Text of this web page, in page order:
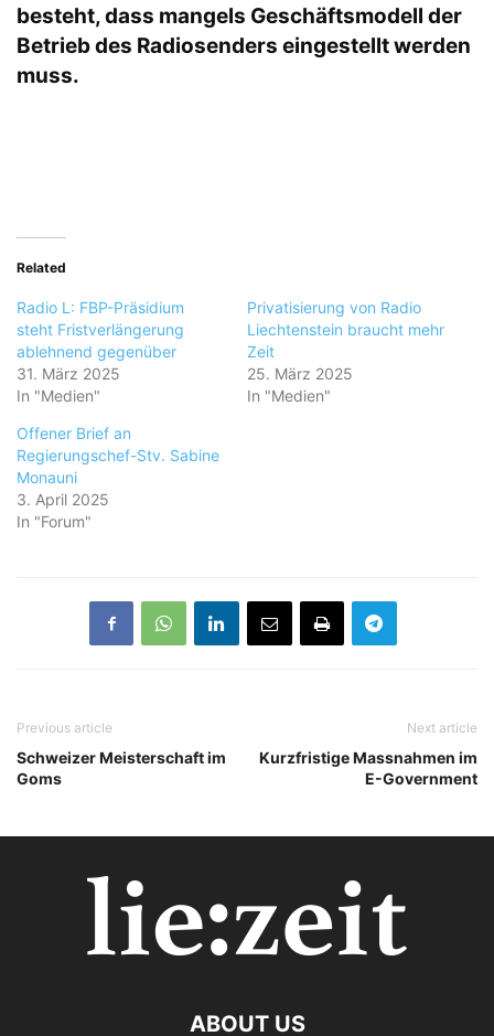
besteht, dass mangels Geschäftsmodell der
Betrieb des Radiosenders eingestellt werden
muss.
Related
Radio L: FBP-Präsidium
steht Fristverlängerung
ablehnend gegenüber
31. März 2025
In "Medien"
Privatisierung von Radio
Liechtenstein braucht mehr
Zeit
25. März 2025
In "Medien"
Offener Brief an
Regierungschef-Stv. Sabine
Monauni
3. April 2025
In "Forum"
Previous article
Schweizer Meisterschaft im
Goms
Next article
Kurzfristige Massnahmen im
E-Government
ABOUT US